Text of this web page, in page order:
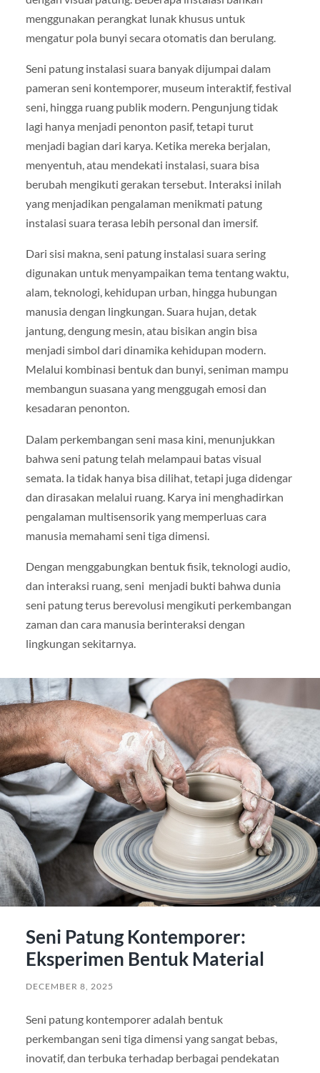
menggunakan perangkat lunak khusus untuk
mengatur pola bunyi secara otomatis dan berulang.
Seni patung instalasi suara banyak dijumpai dalam
pameran seni kontemporer, museum interaktif, festival
seni, hingga ruang publik modern. Pengunjung tidak
lagi hanya menjadi penonton pasif, tetapi turut
menjadi bagian dari karya. Ketika mereka berjalan,
menyentuh, atau mendekati instalasi, suara bisa
berubah mengikuti gerakan tersebut. Interaksi inilah
yang menjadikan pengalaman menikmati patung
instalasi suara terasa lebih personal dan imersif.
Dari sisi makna, seni patung instalasi suara sering
digunakan untuk menyampaikan tema tentang waktu,
alam, teknologi, kehidupan urban, hingga hubungan
manusia dengan lingkungan. Suara hujan, detak
jantung, dengung mesin, atau bisikan angin bisa
menjadi simbol dari dinamika kehidupan modern.
Melalui kombinasi bentuk dan bunyi, seniman mampu
membangun suasana yang menggugah emosi dan
kesadaran penonton.
Dalam perkembangan seni masa kini, menunjukkan
bahwa seni patung telah melampaui batas visual
semata. Ia tidak hanya bisa dilihat, tetapi juga didengar
dan dirasakan melalui ruang. Karya ini menghadirkan
pengalaman multisensorik yang memperluas cara
manusia memahami seni tiga dimensi.
Dengan menggabungkan bentuk fisik, teknologi audio,
dan interaksi ruang, seni menjadi bukti bahwa dunia
seni patung terus berevolusi mengikuti perkembangan
zaman dan cara manusia berinteraksi dengan
lingkungan sekitarnya.
Seni Patung Kontemporer:
Eksperimen Bentuk Material
DECEMBER 8, 2025
Seni patung kontemporer adalah bentuk
perkembangan seni tiga dimensi yang sangat bebas,
inovatif, dan terbuka terhadap berbagai pendekatan